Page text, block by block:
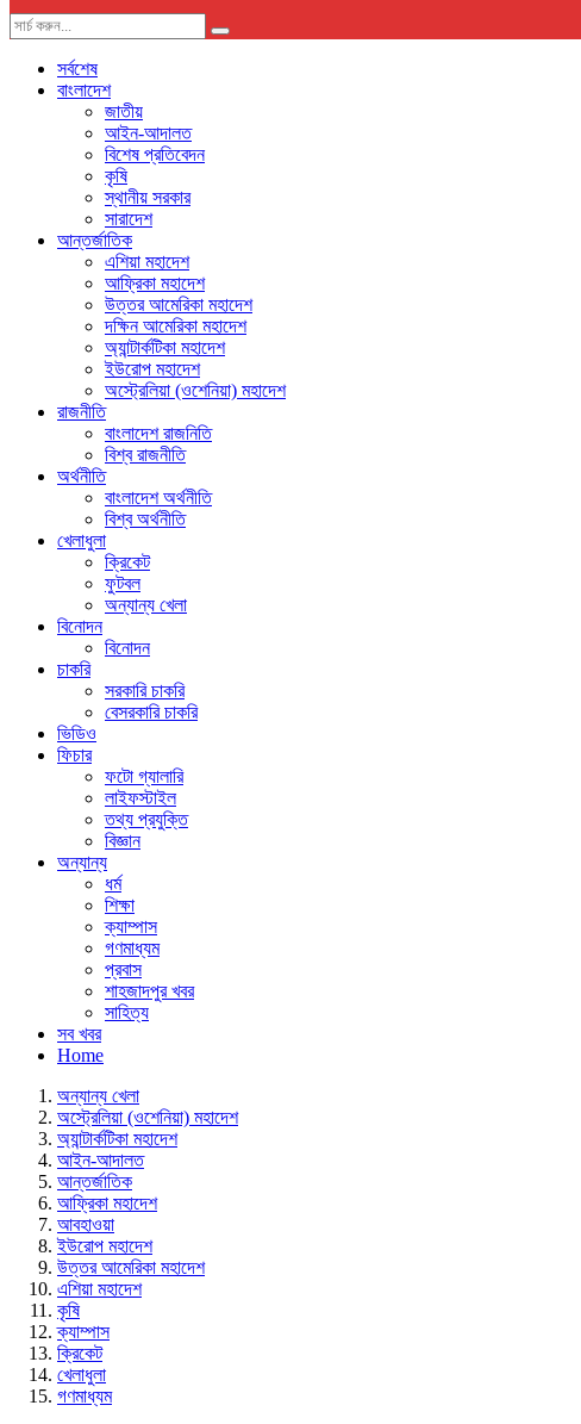
সর্বশেষ
বাংলাদেশ
জাতীয়
আইন-আদালত
বিশেষ প্রতিবেদন
কৃষি
স্থানীয় সরকার
সারাদেশ
আন্তর্জাতিক
এশিয়া মহাদেশ
আফ্রিকা মহাদেশ
উত্তর আমেরিকা মহাদেশ
দক্ষিন আমেরিকা মহাদেশ
অ্যান্টার্কটিকা মহাদেশ
ইউরোপ মহাদেশ
অস্ট্রেলিয়া (ওশেনিয়া) মহাদেশ
রাজনীতি
বাংলাদেশ রাজনিতি
বিশ্ব রাজনীতি
অর্থনীতি
বাংলাদেশ অর্থনীতি
বিশ্ব অর্থনীতি
খেলাধুলা
ক্রিকেট
ফুটবল
অন্যান্য খেলা
বিনোদন
বিনোদন
চাকরি
সরকারি চাকরি
বেসরকারি চাকরি
ভিডিও
ফিচার
ফটো গ্যালারি
লাইফস্টাইল
তথ্য প্রযুক্তি
বিজ্ঞান
অন্যান্য
ধর্ম
শিক্ষা
ক্যাম্পাস
গণমাধ্যম
প্রবাস
শাহজাদপুর খবর
সাহিত্য
সব খবর
Home
অন্যান্য খেলা
অস্ট্রেলিয়া (ওশেনিয়া) মহাদেশ
অ্যান্টার্কটিকা মহাদেশ
আইন-আদালত
আন্তর্জাতিক
আফ্রিকা মহাদেশ
আবহাওয়া
ইউরোপ মহাদেশ
উত্তর আমেরিকা মহাদেশ
এশিয়া মহাদেশ
কৃষি
ক্যাম্পাস
ক্রিকেট
খেলাধুলা
গণমাধ্যম